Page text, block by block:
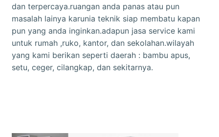
dan terpercaya.ruangan anda panas atau pun
masalah lainya karunia teknik siap membatu kapan
pun yang anda inginkan.adapun jasa service kami
untuk rumah ,ruko, kantor, dan sekolahan.wilayah
yang kami berikan seperti daerah : bambu apus,
setu, ceger, cilangkap, dan sekitarnya.